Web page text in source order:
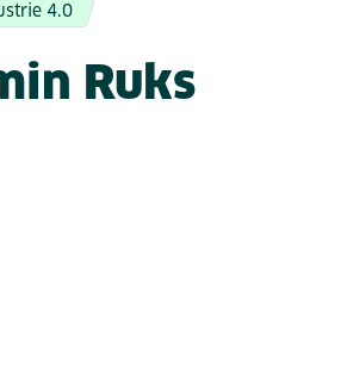
4.0
Ruks